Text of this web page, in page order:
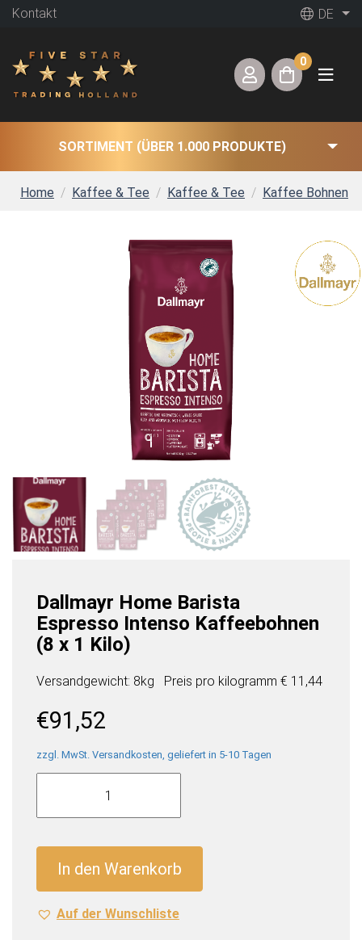
Kontakt DE
0
SORTIMENT (ÜBER 1.000 PRODUKTE)
Home Kaffee & Tee Kaffee & Tee Kaffee Bohnen
Dallmayr Home Barista
Espresso Intenso Kaffeebohnen
(8 x 1 Kilo)
Versandgewicht: 8kg Preis pro kilogramm € 11,44
€91,52
zzgl. MwSt. Versandkosten, geliefert in 5-10 Tagen
Dallmayr
Barista
Kaffeebohnen
(8
x
In den Warenkorb
Auf der Wunschliste